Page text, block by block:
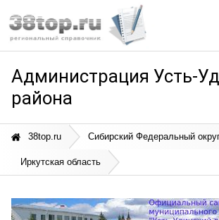
Администрация Усть-
района
38top.ru Сибирский Федеральный
Иркутская область